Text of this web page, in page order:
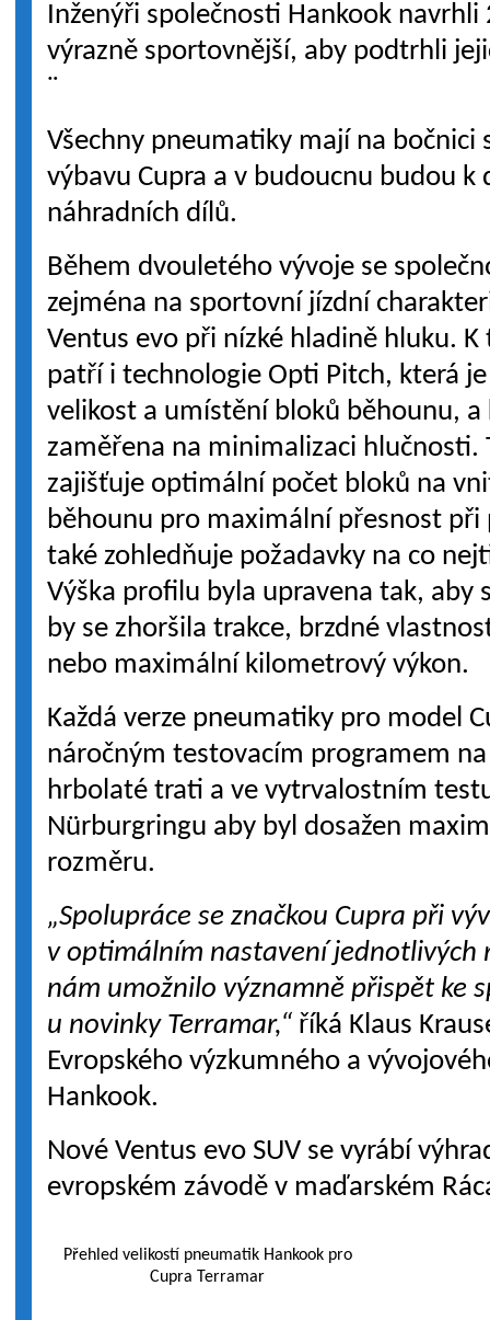
Inženýři společnosti Hankook
výrazně sportovnější, aby podtrhli
¨
Všechny pneumatiky mají na bočnici
výbavu Cupra a v budoucnu budou k
náhradních dílů.
Během dvouletého vývoje se
zejména na sportovní jízdní
Ventus evo při nízké hladině hluku.
patří i technologie Opti Pitch, která
velikost a umístění bloků běhounu, a
zaměřena na minimalizaci hlučnosti.
zajišťuje optimální počet bloků na
běhounu pro maximální přesnost při
také zohledňuje požadavky na co
Výška profilu byla upravena tak, aby
by se zhoršila trakce, brzdné
nebo maximální kilometrový výkon.
Každá verze pneumatiky pro model
náročným testovacím programem
hrbolaté trati a ve vytrvalostním
Nürburgringu aby byl dosažen
rozměru.
„Spolupráce se značkou Cupra při
v optimálním nastavení jednotlivých
nám umožnilo významně přispět ke
u novinky Terramar,“ říká Klaus
Evropského výzkumného a
Hankook.
Nové Ventus evo SUV se vyrábí
evropském závodě v maďarském
Přehled velikostí pneumatik Hankook pro
Cupra Terramar